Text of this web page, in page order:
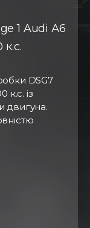
1 Audi А6
DSG7
к.с. із
двигуна.